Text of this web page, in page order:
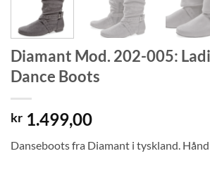
Diamant Mod. 202-005:
Dance Boots
kr 1.499,00
Danseboots fra Diamant i tyskland.